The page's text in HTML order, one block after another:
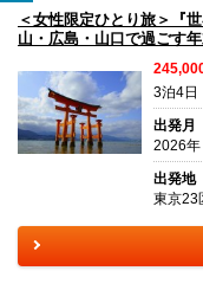
＜女性限定ひとり旅＞『
山・広島・山口で過ごす
3泊4日
出発月
2026
出発地
東京23